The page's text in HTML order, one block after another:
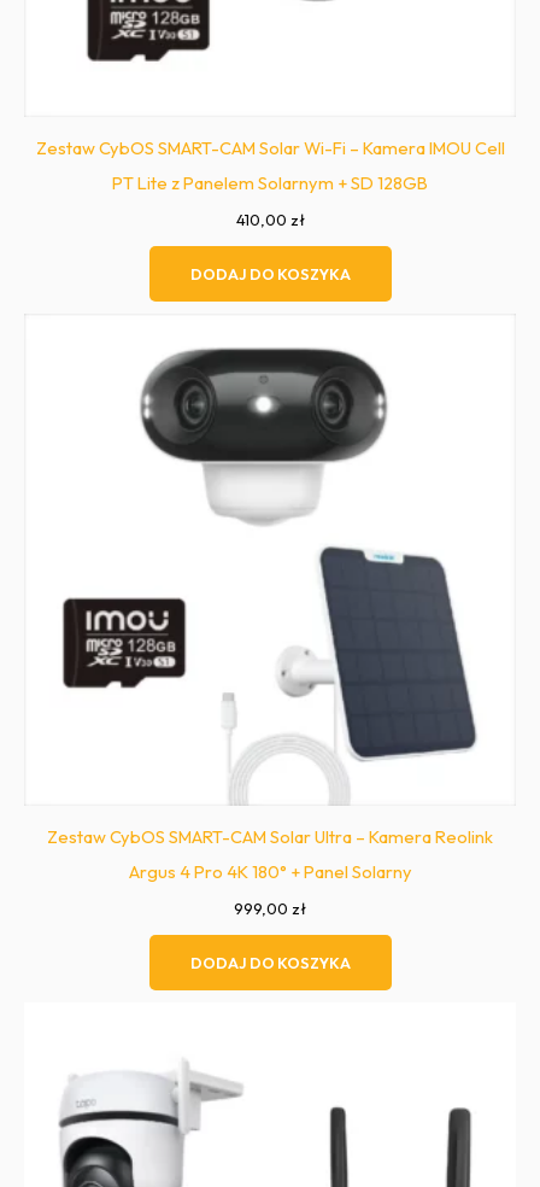
Zestaw CybOS SMART-CAM Solar Wi-Fi – Kamera IMOU Cell
PT Lite z Panelem Solarnym + SD 128GB
410,00 zł
DODAJ DO KOSZYKA
Zestaw CybOS SMART-CAM Solar Ultra – Kamera Reolink
Argus 4 Pro 4K 180° + Panel Solarny
999,00 zł
DODAJ DO KOSZYKA